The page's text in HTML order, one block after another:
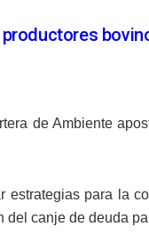
de Ambiente
para la
del canje de deuda